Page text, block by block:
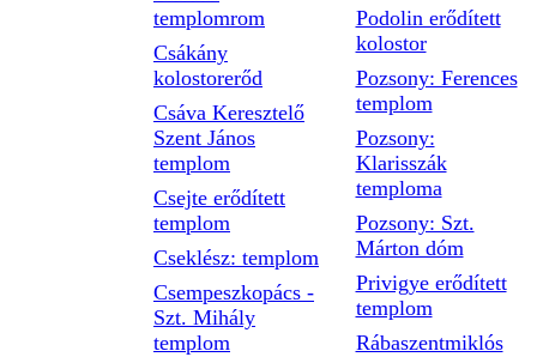
templomrom
Csákány
kolostorerőd
Csáva Keresztelő
Szent János
templom
Csejte erődített
templom
Cseklész: templom
Csempeszkopács -
Szt. Mihály
templom
Podolin erődített
kolostor
Pozsony: Ferences
templom
Pozsony:
Klarisszák
temploma
Pozsony: Szt.
Márton dóm
Privigye erődített
templom
Rábaszentmiklós